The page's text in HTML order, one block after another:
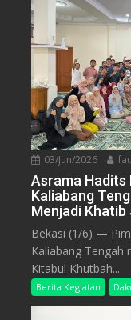
03/Jun/2026
Asrama Hadits
Kaliabang
Menjadi Khatib
Bekasi (1/6) —
Kaliabang Tengah
Kitabul Khutbah...
Berita Kegiatan